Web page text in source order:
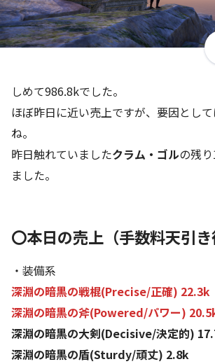
しめて986.8kでした。
ほぼ昨日に近い売上ですが、要因とし
ね。
昨日触れていましたクラム・ゴルの残
ました。
〇本日の売上（手数料天引き
・装備系
深淵の暗黒の戦棍(Precise/正確) 22.3k
深淵の暗黒の斧(Powered/パワー)
深淵の暗黒の大剣(Decisive/決定的)
深淵の暗黒の盾(Sturdy/頑丈) 2.8k